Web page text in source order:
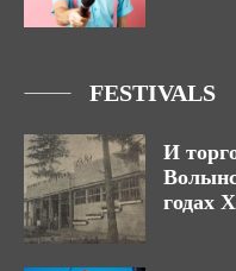
FESTIVALS
И
годах